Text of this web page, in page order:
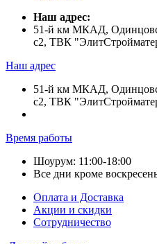
Наш адрес:
51-й км МКАД,
с2, ТВК
Наш адрес
51-й км МКАД,
с2, ТВК
Время работы
Шоурум: 11:00-18:00
Все дни кроме
Оплата и Доставка
Акции и скидки
Cотрудничество